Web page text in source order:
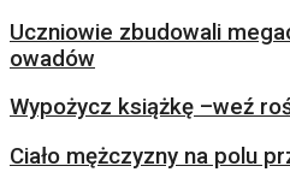
Uczniowie zbudowali
owadów
Wypożycz książkę –weź
Ciało mężczyzny na polu